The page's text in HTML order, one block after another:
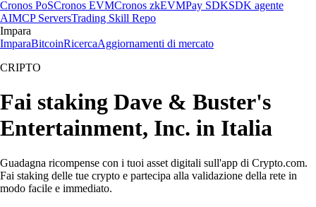
Cronos PoSCronos EVMCronos zkEVMPay SDKSDK agente
AIMCP ServersTrading Skill Repo
Impara
ImparaBitcoinRicercaAggiornamenti di mercato
CRIPTO
Fai staking Dave & Buster's
Entertainment, Inc. in Italia
Guadagna ricompense con i tuoi asset digitali sull'app di Crypto.com.
Fai staking delle tue crypto e partecipa alla validazione della rete in
modo facile e immediato.